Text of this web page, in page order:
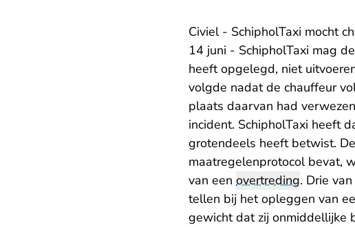
Civiel - SchipholTaxi mocht
14 juni - SchipholTaxi mag
heeft opgelegd, niet
volgde nadat de chauffeur
plaats daarvan had
incident. SchipholTaxi heeft
grotendeels heeft betwist.
maatregelenprotocol bevat,
van een overtreding. Drie
tellen bij het opleggen van
gewicht dat zij onmiddellijke